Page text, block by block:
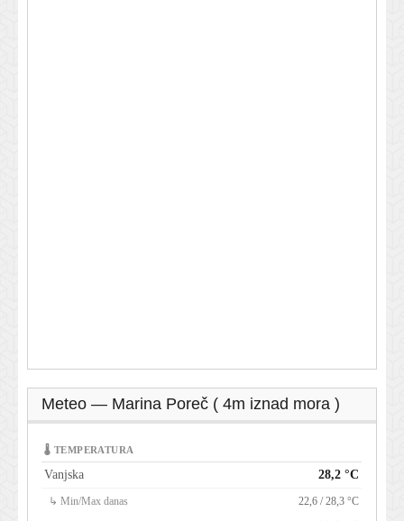
Meteo — Marina Poreč ( 4m iznad mora )
🌡 TEMPERATURA
Vanjska 28,2 °C
↳ Min/Max danas 22,6 / 28,3 °C